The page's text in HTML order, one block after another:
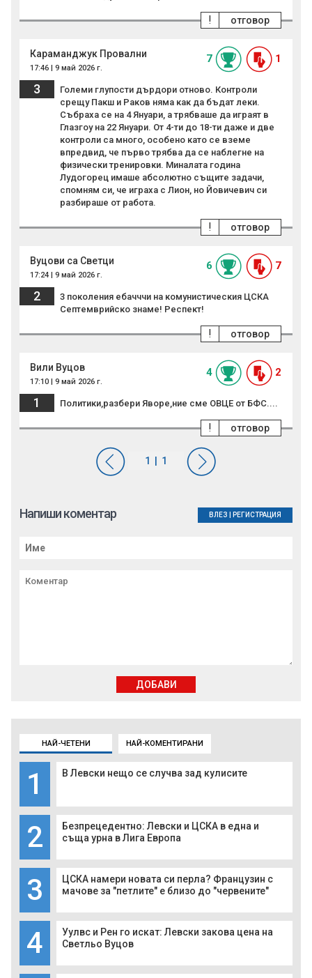
НАЙ-ЧЕТЕНИ НАЙ-КОМЕНТИРАНИ
1 В Левски нещо се случва зад кулисите
2
Безпрецедентно: Левски и ЦСКА в една и
съща урна в Лига Европа
3
ЦСКА намери новата си перла? Французин с
мачове за "петлите" е близо до "червените"
4
Уулвс и Рен го искат: Левски закова цена на
Светльо Вуцов
отговор
!
Караманджук Провални
17:46 | 9 май 2026 г.
7 1
3
Големи глупости дърдори отново. Контроли
срещу Пакш и Раков няма как да бъдат леки.
Събраха се на 4 Януари, а трябваше да играят в
Глазгоу на 22 Януари. От 4-ти до 18-ти даже и две
контроли са много, особено като се вземе
впредвид, че първо трябва да се наблегне на
физически тренировки. Миналата година
Лудогорец имаше абсолютно същите задачи,
спомням си, че играха с Лион, но Йовичевич си
разбираше от работа.
отговор
!
Вуцови са Светци
17:24 | 9 май 2026 г.
6 7
2
3 поколения ебачччи на комунистическия ЦСКА
Септемврийско знаме! Респект!
отговор
!
Вили Вуцов
17:10 | 9 май 2026 г.
4 2
1 Политики,разбери Яворе,ние сме ОВЦЕ от БФС....
отговор
!
Напиши коментар ВЛЕЗ РЕГИСТРАЦИЯ
ДОБАВИ